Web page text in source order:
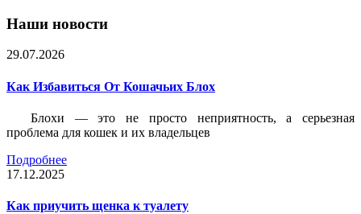
Наши новости
29.07.2026
Как Избавиться От Кошачьих Блох
Блохи — это не просто неприятность, а серьезная
проблема для кошек и их владельцев
Подробнее
17.12.2025
Как приучить щенка к туалету